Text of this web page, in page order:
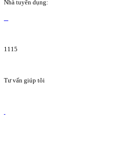
Nhà tuyển dụng:
1115
Tư vấn giúp tôi